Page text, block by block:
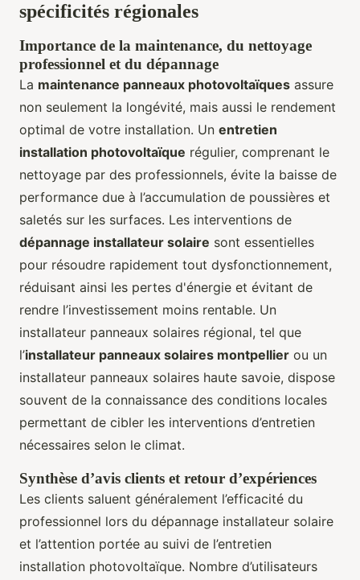
spécificités régionales
Importance de la maintenance, du nettoyage
professionnel et du dépannage
La maintenance panneaux photovoltaïques assure
non seulement la longévité, mais aussi le rendement
optimal de votre installation. Un entretien
installation photovoltaïque régulier, comprenant le
nettoyage par des professionnels, évite la baisse de
performance due à l’accumulation de poussières et
saletés sur les surfaces. Les interventions de
dépannage installateur solaire sont essentielles
pour résoudre rapidement tout dysfonctionnement,
réduisant ainsi les pertes d'énergie et évitant de
rendre l’investissement moins rentable. Un
installateur panneaux solaires régional, tel que
l’installateur panneaux solaires montpellier ou un
installateur panneaux solaires haute savoie, dispose
souvent de la connaissance des conditions locales
permettant de cibler les interventions d’entretien
nécessaires selon le climat.
Synthèse d’avis clients et retour d’expériences
Les clients saluent généralement l’efficacité du
professionnel lors du dépannage installateur solaire
et l’attention portée au suivi de l’entretien
installation photovoltaïque. Nombre d’utilisateurs